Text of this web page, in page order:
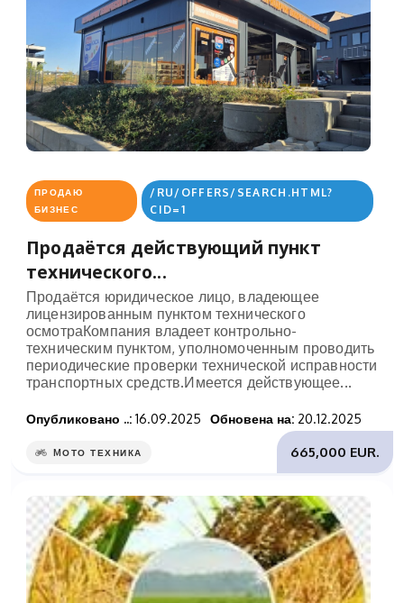
ПРОДАЮ
БИЗНЕС
/RU/OFFERS/SEARCH.HTML?
CID=1
Продаётся действующий пункт
технического...
Продаётся юридическое лицо, владеющее
лицензированным пунктом технического
осмотраКомпания владеет контрольно-
техническим пунктом, уполномоченным проводить
периодические проверки технической исправности
транспортных средств.Имеется действующее...
Опубликовано ..: 16.09.2025 Обновена на: 20.12.2025
665,000 EUR.
MОТО ТЕХНИКА